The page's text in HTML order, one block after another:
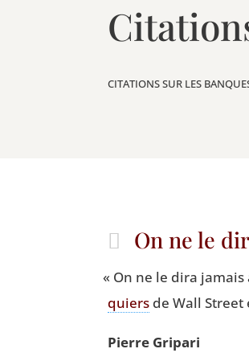
CITATIONS SUR LES
On ne le
« On ne le dira jamais
quiers de Wall
Pierre Gri­pa­ri